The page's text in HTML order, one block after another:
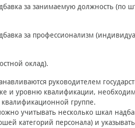
за занимаемую должность (по
за профессионализм
оклад).
руководителем
и уровню квалификации,
группе.
учитывать несколько шкал
категорий персонала) и